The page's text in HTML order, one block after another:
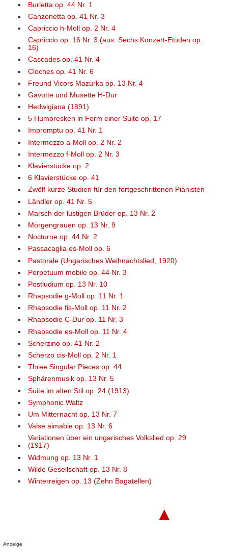
Burletta op. 44 Nr. 1
Canzonetta op. 41 Nr. 3
Capriccio h-Moll op. 2 Nr. 4
Capriccio op. 16 Nr. 3 (aus: Sechs Konzert-Etüden op.
16)
Cascades op. 41 Nr. 4
Cloches op. 41 Nr. 6
Freund Vicors Mazurka op. 13 Nr. 4
Gavotte und Musette H-Dur
Hedwigiana (1891)
5 Humoresken in Form einer Suite op. 17
Impromptu op. 41 Nr. 1
Intermezzo a-Moll op. 2 Nr. 2
Intermezzo f-Moll op. 2 Nr. 3
Klavierstücke op. 2
6 Klavierstücke op. 41
Zwölf kurze Studien für den fortgeschrittenen Pianisten
Ländler op. 41 Nr. 5
Marsch der lustigen Brüder op. 13 Nr. 2
Morgengrauen op. 13 Nr. 9
Nocturne op. 44 Nr. 2
Passacaglia es-Moll op. 6
Pastorale (Ungarisches Weihnachtslied, 1920)
Perpetuum mobile op. 44 Nr. 3
Postludium op. 13 Nr. 10
Rhapsodie g-Moll op. 11 Nr. 1
Rhapsodie fis-Moll op. 11 Nr. 2
Rhapsodie C-Dur op. 11 Nr. 3
Rhapsodie es-Moll op. 11 Nr. 4
Scherzino op. 41 Nr. 2
Scherzo cis-Moll op. 2 Nr. 1
Three Singular Pieces op. 44
Sphärenmusik op. 13 Nr. 5
Suite im alten Stil op. 24 (1913)
Symphonic Waltz
Um Mitternacht op. 13 Nr. 7
Valse aimable op. 13 Nr. 6
Variationen über ein ungarisches Volkslied op. 29
(1917)
Widmung op. 13 Nr. 1
Wilde Gesellschaft op. 13 Nr. 8
Winterreigen op. 13 (Zehn Bagatellen)
▲
Anzeige